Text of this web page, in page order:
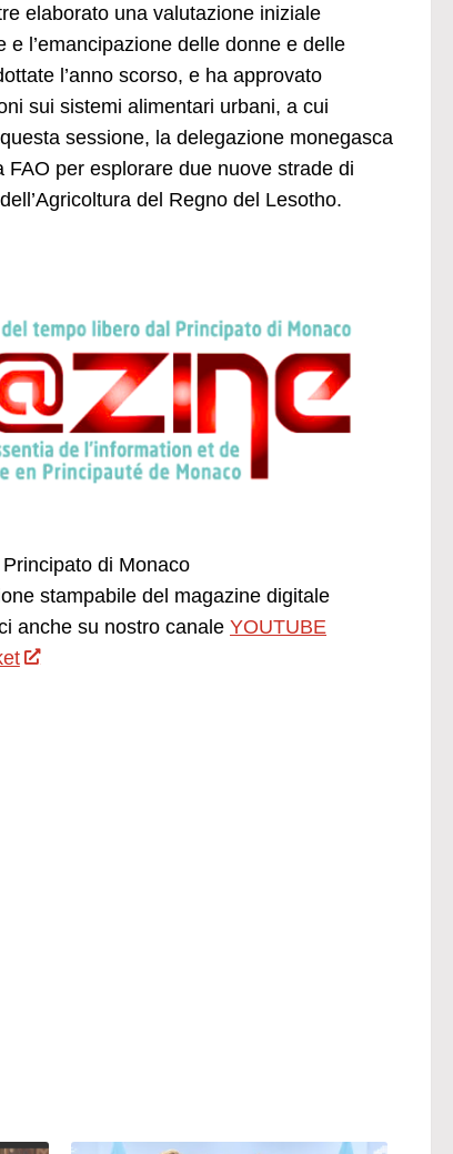
elaborato una valutazione iniziale
e l’emancipazione delle donne e delle
l’anno scorso, e ha approvato
sui sistemi alimentari urbani, a cui
sessione, la delegazione monegasca
per esplorare due nuove strade di
del Regno del Lesotho.
di Monaco
stampabile del magazine digitale
anche su nostro canale YOUTUBE